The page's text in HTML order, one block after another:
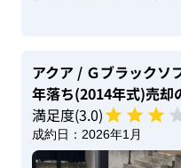
アクア / Ｇブラックソ
年落ち(2014年式)売却
満足度(3.0)
成約日： 2026年1月